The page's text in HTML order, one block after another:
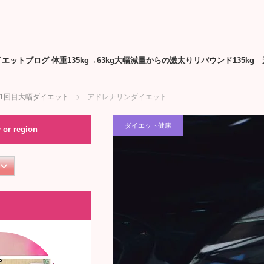
エットブログ 体重135kg→63kg大幅減量からの激太りリバウンド
回目大幅ダイエット アドレナリンダイエット
ダイエット健康
or region